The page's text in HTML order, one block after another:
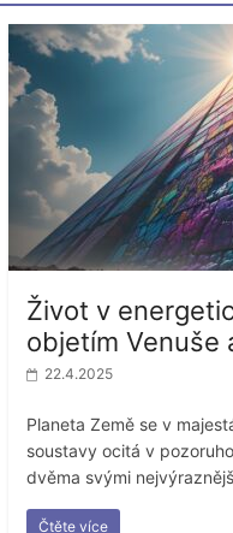
Život v
objetím Venuše
22.4.2025
Planeta Země se v
soustavy ocitá v
dvěma svými
Čtěte více